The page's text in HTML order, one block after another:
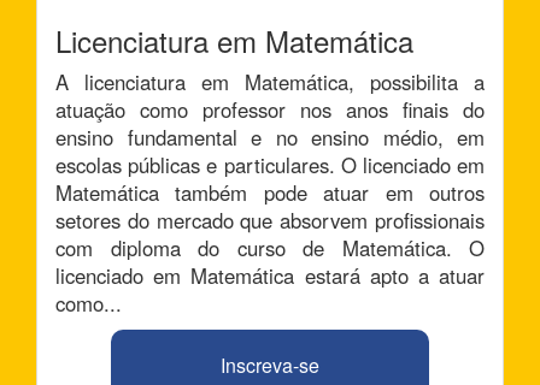
Licenciatura em Matemática
A licenciatura em Matemática, possibilita a
atuação como professor nos anos finais do
ensino fundamental e no ensino médio, em
escolas públicas e particulares. O licenciado em
Matemática também pode atuar em outros
setores do mercado que absorvem profissionais
com diploma do curso de Matemática. O
licenciado em Matemática estará apto a atuar
como...
Inscreva-se